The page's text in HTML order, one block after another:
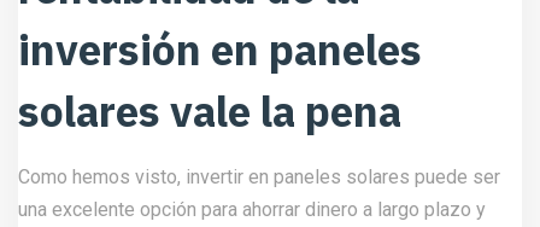
inversión en paneles
solares vale la pena
Como hemos visto, invertir en paneles solares puede ser
una excelente opción para ahorrar dinero a largo plazo y